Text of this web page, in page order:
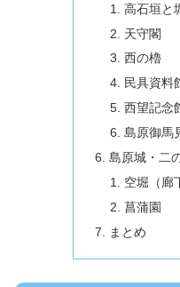
高石垣と
天守閣
西の櫓
民具資料
西望記念
島原御馬
島原城・二
空堀（廊
菖蒲園
まとめ